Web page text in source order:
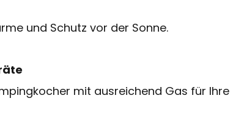
und Schutz vor der Sonne.
mit ausreichend Gas für Ihre